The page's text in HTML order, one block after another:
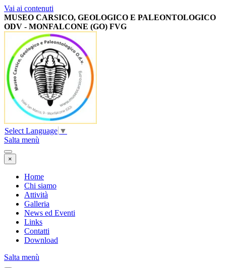
Vai ai contenuti
MUSEO CARSICO, GEOLOGICO E PALEONTOLOGICO
ODV - MONFALCONE (GO) FVG
Select Language ▼
Salta menù
×
Home
Chi siamo
Attività
Galleria
News ed Eventi
Links
Contatti
Download
Salta menù